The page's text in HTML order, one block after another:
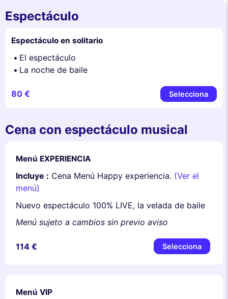
Espectáculo
Espectáculo en solitario
El espectáculo
La noche de baile
80 € Selecciona
Cena con espectáculo musical
Menú EXPERIENCIA
Incluye : Cena Menú Happy experiencia. (Ver el
menú)
Nuevo espectáculo 100% LIVE, la velada de baile
Menú sujeto a cambios sin previo aviso
114 € Selecciona
Menú VIP